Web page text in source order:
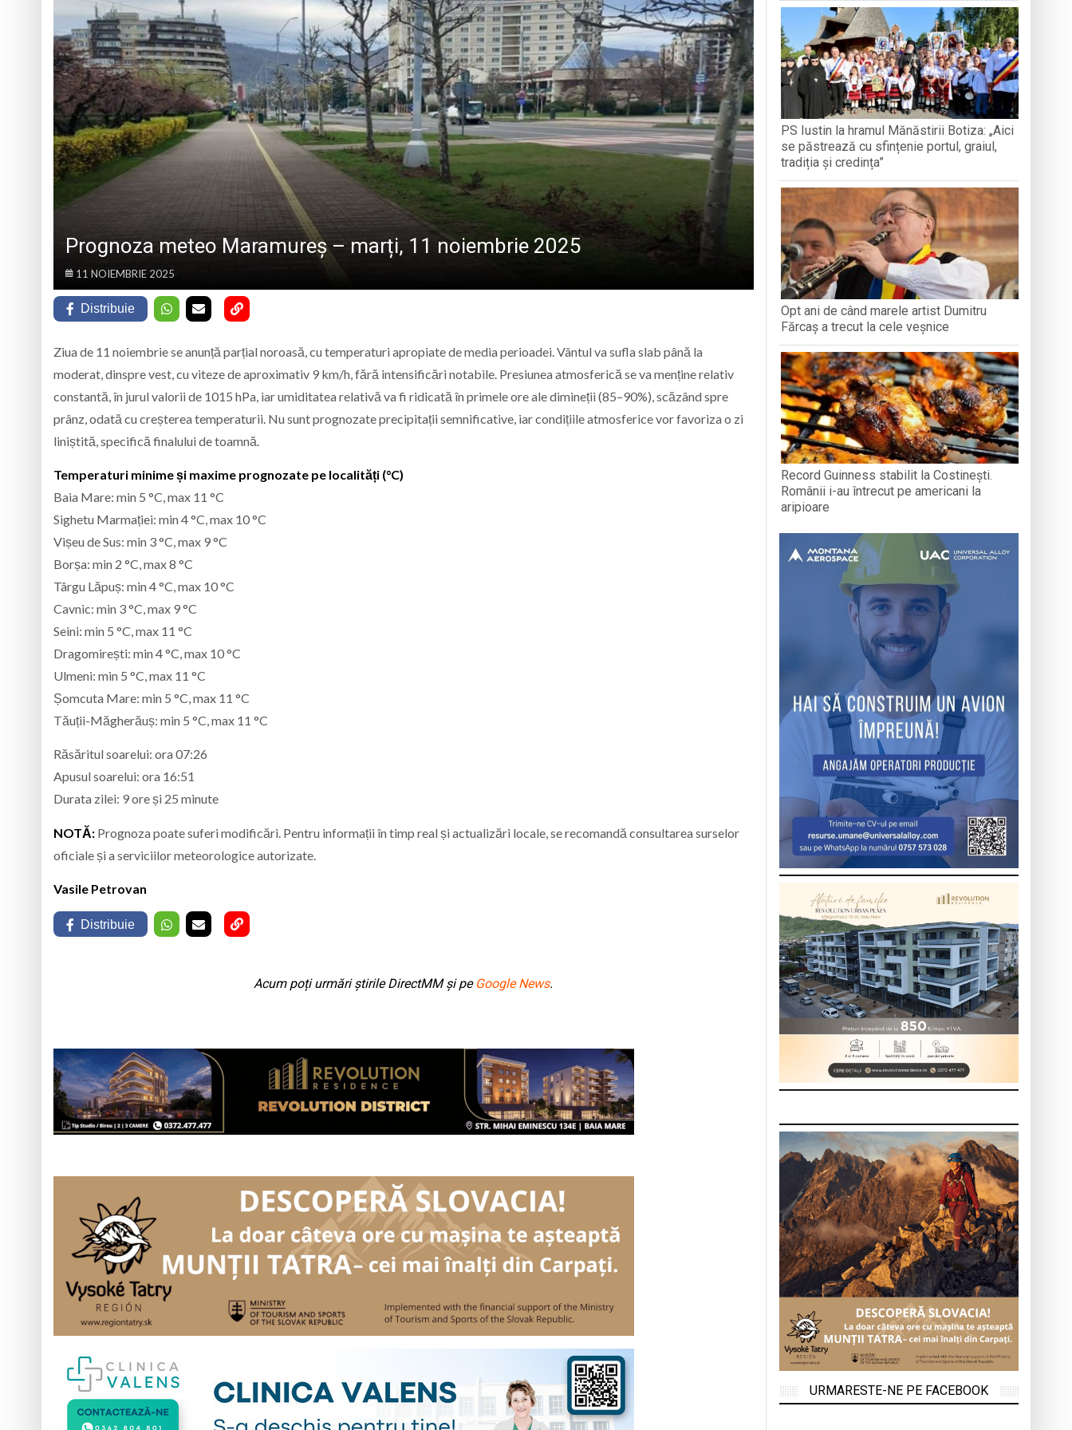
6 august 1943, s-a născut Dan Grigore, pianistul care a transformat muzica într-o formă de sinceritate
Furtuna a lovit Maramureșul după o zi sufocantă. Copaci rupți, tarabe luate de vânt și intervenții ale pompierilor
Urmează o duminică plină de muzică, dans și sport pe Câmpul Tineretului din Baia Mare
Caravana Cloud Regional Nord-Vest în Baia Mare: Un pas spre digitalizarea administrației publice
CREDINȚA”
Prognoza meteo Maramureș – marți, 11 noiembrie 2025
11 NOIEMBRIE 2025
Distribuie
Ziua de 11 noiembrie se anunță parțial noroasă, cu temperaturi apropiate de media perioadei. Vântul va sufla slab până la
moderat, dinspre vest, cu viteze de aproximativ 9 km/h, fără intensificări notabile. Presiunea atmosferică se va menține relativ
constantă, în jurul valorii de 1015 hPa, iar umiditatea relativă va fi ridicată în primele ore ale dimineții (85–90%), scăzând spre
prânz, odată cu creșterea temperaturii. Nu sunt prognozate precipitații semnificative, iar condițiile atmosferice vor favoriza o zi
liniștită, specifică finalului de toamnă.
Temperaturi minime și maxime prognozate pe localități (°C)
Baia Mare: min 5 °C, max 11 °C
Sighetu Marmației: min 4 °C, max 10 °C
Vișeu de Sus: min 3 °C, max 9 °C
Borșa: min 2 °C, max 8 °C
Târgu Lăpuș: min 4 °C, max 10 °C
Cavnic: min 3 °C, max 9 °C
Seini: min 5 °C, max 11 °C
Dragomirești: min 4 °C, max 10 °C
Ulmeni: min 5 °C, max 11 °C
Șomcuta Mare: min 5 °C, max 11 °C
Tăuții-Măgherăuș: min 5 °C, max 11 °C
Răsăritul soarelui: ora 07:26
Apusul soarelui: ora 16:51
Durata zilei: 9 ore și 25 minute
NOTĂ: Prognoza poate suferi modificări. Pentru informații în timp real și actualizări locale, se recomandă consultarea surselor
oficiale și a serviciilor meteorologice autorizate.
Vasile Petrovan
Distribuie
Acum poți urmări știrile DirectMM și pe Google News.
PS Iustin la hramul Mănăstirii Botiza: „Aici
se păstrează cu sfințenie portul, graiul,
tradiția și credința”
Opt ani de când marele artist Dumitru
Fărcaș a trecut la cele veșnice
Record Guinness stabilit la Costinești.
Românii i-au întrecut pe americani la
aripioare
URMARESTE-NE PE FACEBOOK